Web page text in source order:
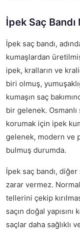
İpek Saç
İpek saç bandı,
kumaşlardan
ipek, kralların ve
biri olmuş,
kumaşın saç
bir gelenek. Osmanlı
korumak için ipek
gelenek, modern ve
bulmuş durumda.
İpek saç bandı, diğer
zarar vermez.
tellerini çekip
saçın doğal
saçlar daha sağlıklı